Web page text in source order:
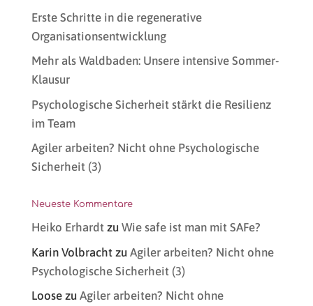
Erste Schritte in die regenerative
Organisationsentwicklung
Mehr als Waldbaden: Unsere intensive Sommer-
Klausur
Psychologische Sicherheit stärkt die Resilienz
im Team
Agiler arbeiten? Nicht ohne Psychologische
Sicherheit (3)
Neueste Kommentare
Heiko Erhardtzu Wie safe ist man mit SAFe?
Karin Volbrachtzu Agiler arbeiten? Nicht ohne
Psychologische Sicherheit (3)
Loosezu Agiler arbeiten? Nicht ohne